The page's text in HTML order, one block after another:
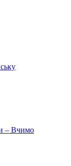
– Вчимо